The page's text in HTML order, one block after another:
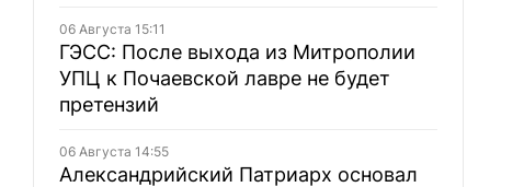
06 Августа 15:11
ГЭСС: После выхода из Митрополии
УПЦ к Почаевской лавре не будет
претензий
06 Августа 14:55
Александрийский Патриарх основал